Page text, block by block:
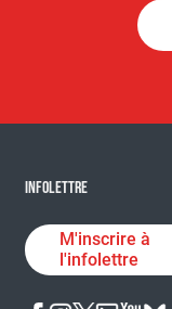
INFOLETTRE
M'inscrire à
l'infolettre